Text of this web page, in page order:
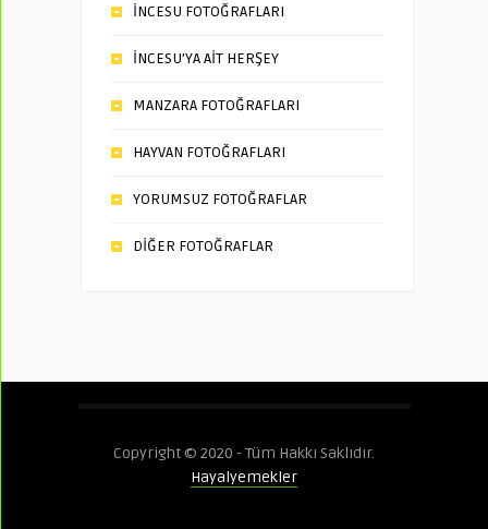
İNCESU FOTOĞRAFLARI
İNCESU’YA AİT HERŞEY
MANZARA FOTOĞRAFLARI
HAYVAN FOTOĞRAFLARI
YORUMSUZ FOTOĞRAFLAR
DİĞER FOTOĞRAFLAR
Copyright © 2020 - Tüm Hakkı Saklıdır.
Hayalyemekler